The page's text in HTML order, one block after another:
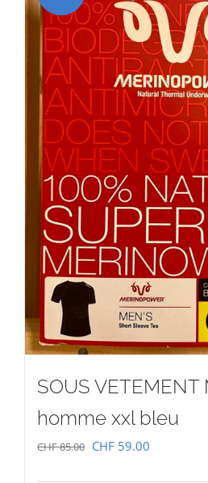
SOUS VETEMENT
homme xxl bleu
CHF85.00 Le
CHF 59.00